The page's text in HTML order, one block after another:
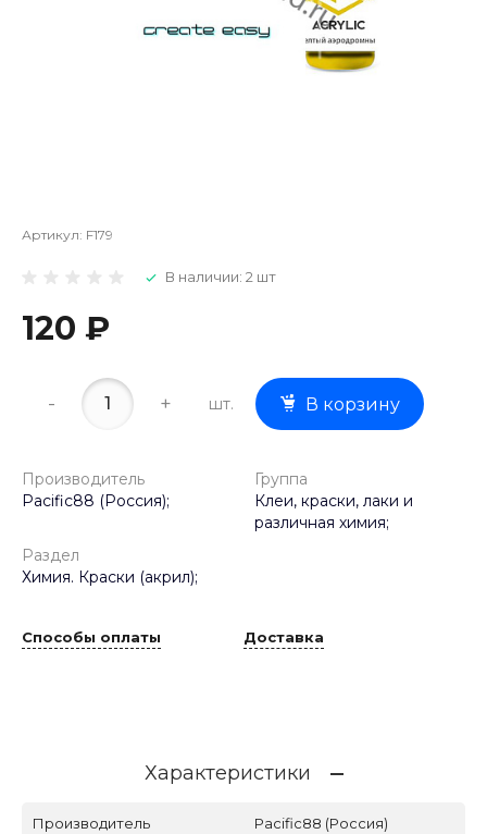
Артикул: F179
В наличии: 2 шт
120 ₽
- + шт. В корзину
Производитель
Pacific88 (Россия);
Группа
Клеи, краски, лаки и
различная химия;
Раздел
Химия. Краски (акрил);
Способы оплаты Доставка
Характеристики
Производитель Pacific88 (Россия)